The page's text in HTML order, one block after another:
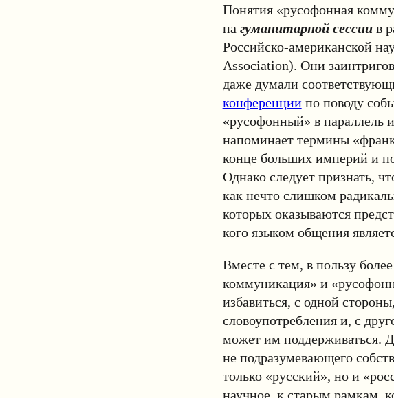
Понятия «русофонная
на гуманитарной сессиив
Российско-американской
Association). Они
даже думали
конференциипо поводу
«русофонный» в параллель
напоминает термины
конце больших империй и
Однако следует признать,
как нечто слишком
которых оказываются
кого языком общения
Вместе с тем, в пользу
коммуникация» и
избавиться, с одной
словоупотребления и, с
может им поддерживаться.
не подразумевающего
только «русский», но и
научное, к старым рамкам,